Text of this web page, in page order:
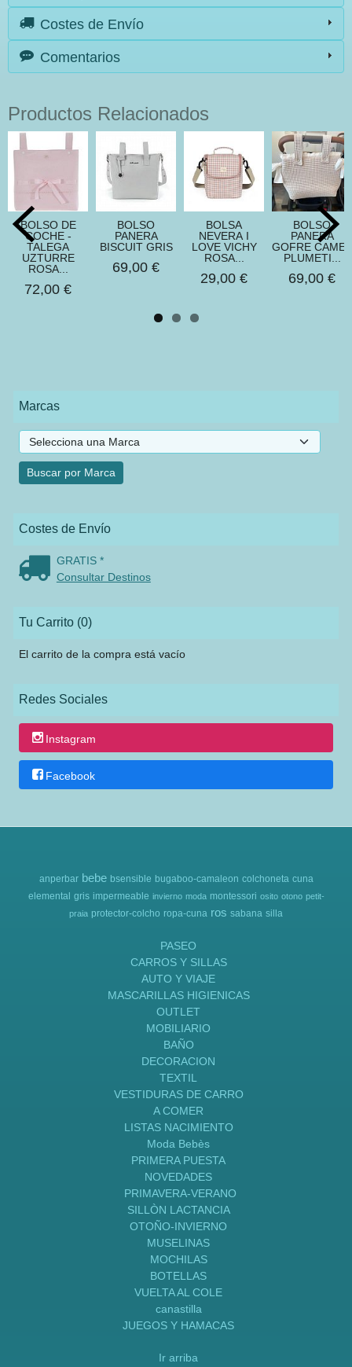
Marcas
Costes de Envío
GRATIS *
Consultar Destinos
Tu Carrito (0)
El carrito de la compra está vacío
Redes Sociales
Instagram
Facebook
Costes de Envío
Comentarios
Productos Relacionados
BOLSO DE
COCHE -
TALEGA
UZTURRE
ROSA...
72,00 €
BOLSO
PANERA
BISCUIT GRIS
69,00 €
BOLSA
NEVERA I
LOVE VICHY
ROSA...
29,00 €
BOLSO
PANERA
GOFRE CAMEL
PLUMETI...
69,00 €
anperbar bebe bsensible bugaboo-camaleon colchoneta cuna
elemental gris impermeable invierno moda montessori osito otono petit-
praia protector-colcho ropa-cuna ros sabana silla
PASEO
CARROS Y SILLAS
AUTO Y VIAJE
MASCARILLAS HIGIENICAS
OUTLET
MOBILIARIO
BAÑO
DECORACION
TEXTIL
VESTIDURAS DE CARRO
A COMER
LISTAS NACIMIENTO
Moda Bebès
PRIMERA PUESTA
NOVEDADES
PRIMAVERA-VERANO
SILLÒN LACTANCIA
OTOÑO-INVIERNO
MUSELINAS
MOCHILAS
BOTELLAS
VUELTA AL COLE
canastilla
JUEGOS Y HAMACAS
Ir arriba